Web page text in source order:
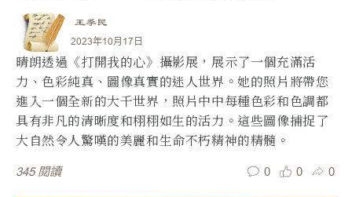
王季民
2023年10月17日
晴朗透過《打開我的心》攝影展，展示了一個充滿活
力、色彩純真、圖像真實的迷人世界。她的照片將帶您
進入一個全新的大千世界，照片中中每種色彩和色調都
具有非凡的清晰度和栩栩如生的活力。這些圖像捕捉了
大自然令人驚嘆的美麗和生命不朽精神的精髓。
345 閱讀 0 0 0